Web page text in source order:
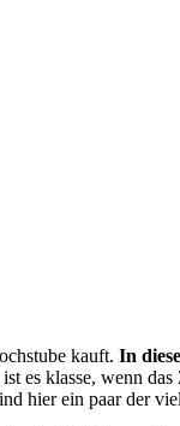
kauft. In
es klasse, wenn
hier ein paar der